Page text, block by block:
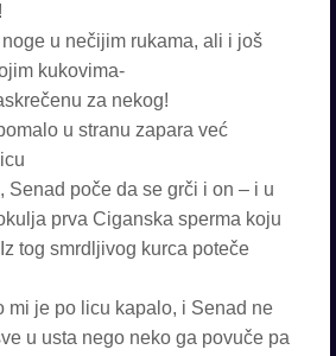
noge u nečijim rukama, ali i još
kukovima-
za nekog!
u stranu zapara već
Senad poče da se grči i on – i u
prva Ciganska sperma koju
tog smrdljivog kurca poteče
mi je po licu kapalo, i Senad ne
u usta nego neko ga povuče pa